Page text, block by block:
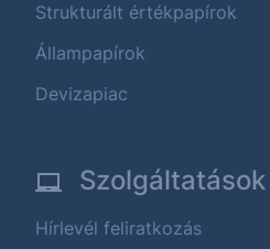
Strukturált értékpapírok
Állampapírok
Devizapiac
Szolgáltatások
Hírlevél feliratkozás